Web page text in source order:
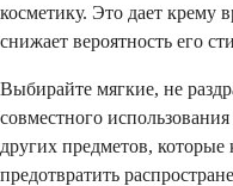
косметику. Это дает крему
снижает вероятность его
Выбирайте мягкие, не
совместного
других предметов, которые
предотвратить